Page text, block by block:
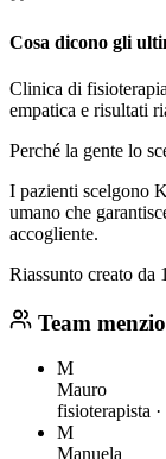
Cosa dicono gli
Clinica di
empatica e risultati
Perché la gente lo
I pazienti scelgono
umano che
accogliente.
Riassunto creato da
Team
M
Mauro
fisioterapista ·
M
Manuela